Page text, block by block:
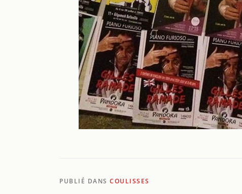
PUBLIÉ DANS COULISSES